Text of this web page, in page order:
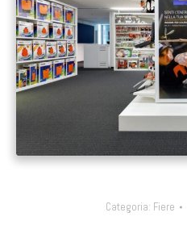
Categoria: Fiere